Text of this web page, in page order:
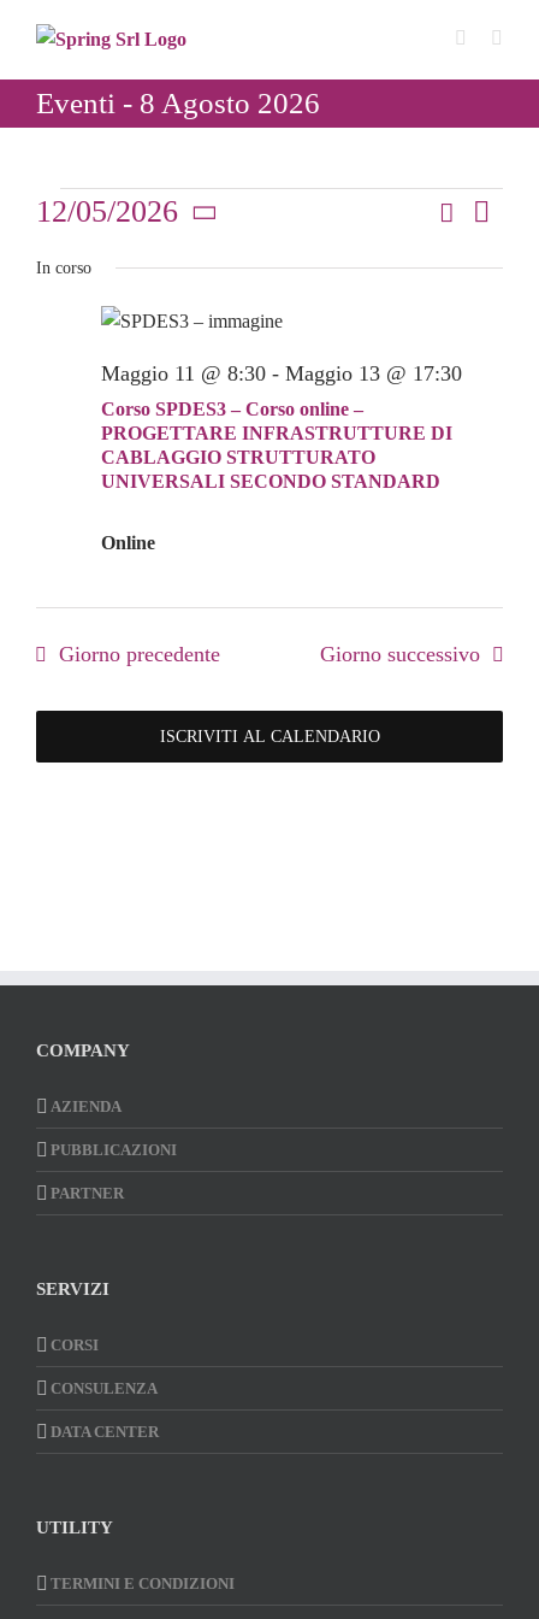
contenuto
Eventi - 8 Agosto 2026
Eventi
for
Maggio
2026
Eventi
Ricerca
viste
Cerca
Giorno
12/05/2026
la
In corso
Corso SPDES3 – Corso online –
PROGETTARE INFRASTRUTTURE DI
CABLAGGIO STRUTTURATO
UNIVERSALI SECONDO STANDARD
Maggio 11 @ 8:30 - Maggio 13 @ 17:30
Online
Giorno precedente Giorno successivo
ISCRIVITI AL CALENDARIO
COMPANY
AZIENDA
PUBBLICAZIONI
PARTNER
SERVIZI
CORSI
CONSULENZA
DATA CENTER
UTILITY
TERMINI E CONDIZIONI